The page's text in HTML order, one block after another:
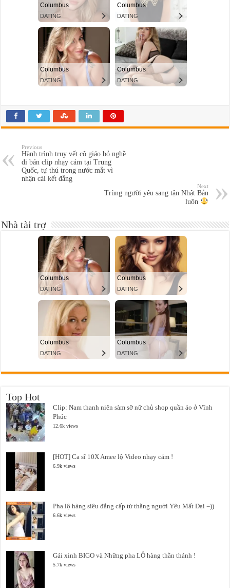
Previous
Hành trình truy vết cô giáo bỏ nghề
đi bán clip nhạy cảm tại Trung
Quốc, tự thú trong nước mắt vì
nhận cái kết đắng
Next
Trùng người yêu sang tận Nhật Bản
luôn
Nhà tài trợ
Top Hot
Clip: Nam thanh niên sàm sỡ nữ chủ shop quần áo ở Vĩnh
Phúc
12.6k views
[HOT] Ca sĩ 10X Amee lộ Video nhạy cảm !
6.9k views
Pha lộ hàng siêu đẳng cấp từ thằng người Yêu Mất Dại =))
6.6k views
Gái xinh BIGO và Những pha LỘ hàng thần thánh !
5.7k views